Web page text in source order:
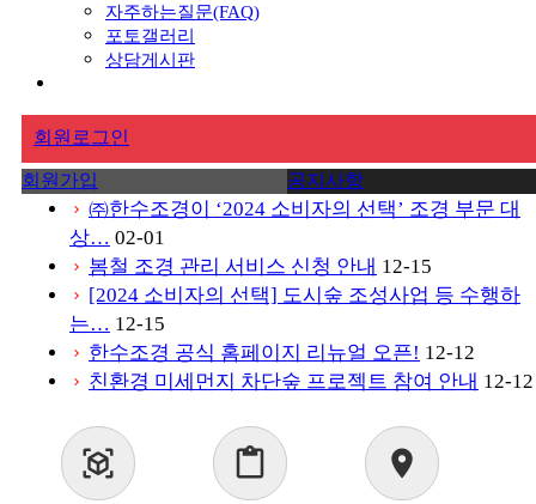
자주하는질문(FAQ)
포토갤러리
상담게시판
회원로그인
회원가입 공지사항
chevron_right
㈜한수조경이 ‘2024 소비자의 선택’ 조경 부문 대
상… 02-01
chevron_right 봄철 조경 관리 서비스 신청 안내 12-15
chevron_right
[2024 소비자의 선택] 도시숲 조성사업 등 수행하
는… 12-15
chevron_right 한수조경 공식 홈페이지 리뉴얼 오픈! 12-12
chevron_right 친환경 미세먼지 차단숲 프로젝트 참여 안내 12-12
view_in_ar content_paste location_on